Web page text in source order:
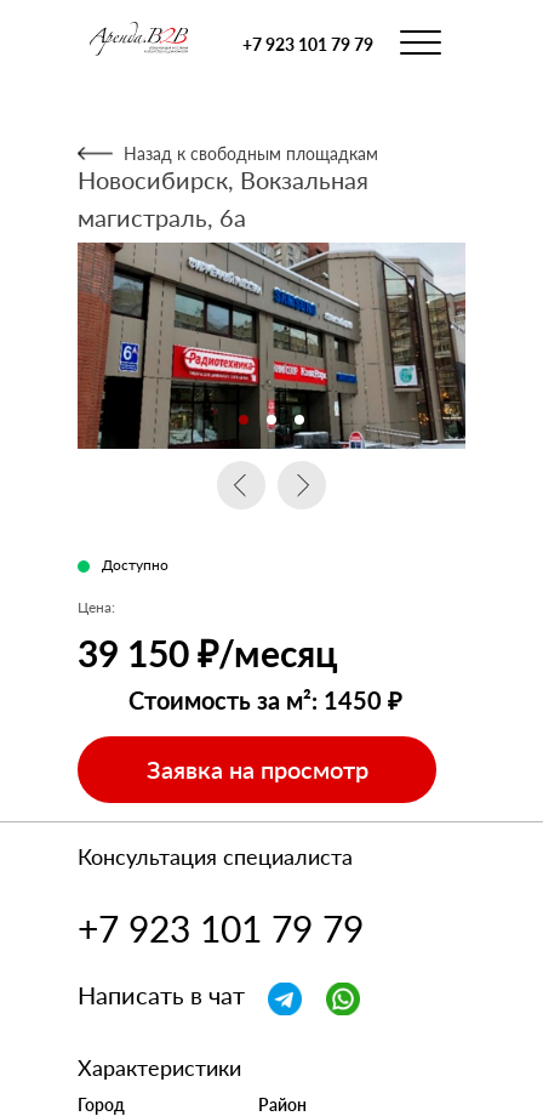
+7 923 101 79 79
Назад к свободным площадкам
Новосибирск, Вокзальная
магистраль, 6а
Стоимость за м²: 1450 ₽
39 150 ₽/месяц
Цена:
Район
Город
Характеристики
Написать в чат
+7 923 101 79 79
Консультация специалиста
Доступно
Заявка на просмотр